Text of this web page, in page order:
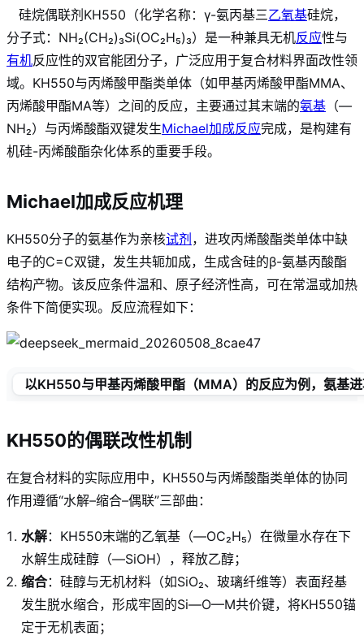
硅烷偶联剂KH550（化学名称：γ-氨丙基三乙氧基硅烷，
分子式：NH₂(CH₂)₃Si(OC₂H₅)₃）是一种兼具无机反应性与
有机反应性的双官能团分子，广泛应用于复合材料界面改性领
域。KH550与丙烯酸甲酯类单体（如甲基丙烯酸甲酯MMA、
丙烯酸甲酯MA等）之间的反应，主要通过其末端的氨基 （—
NH₂）与丙烯酸酯双键发生Michael加成反应完成，是构建有
机硅-丙烯酸酯杂化体系的重要手段。
Michael加成反应机理
KH550分子的氨基作为亲核试剂，进攻丙烯酸酯类单体中缺
电子的C=C双键，发生共轭加成，生成含硅的β-氨基丙酸酯
结构产物。该反应条件温和、原子经济性高，可在常温或加热
条件下简便实现。反应流程如下：
以KH550与甲基丙烯酸甲酯（MMA）的反应为例，氨基
KH550的偶联改性机制
在复合材料的实际应用中，KH550与丙烯酸酯类单体的协同
作用遵循“水解–缩合–偶联”三部曲：
水解：KH550末端的乙氧基（—OC₂H₅）在微量水存在下
水解生成硅醇（—SiOH），释放乙醇；
缩合：硅醇与无机材料（如SiO₂、玻璃纤维等）表面羟基
发生脱水缩合，形成牢固的Si—O—M共价键，将KH550锚
定于无机表面；